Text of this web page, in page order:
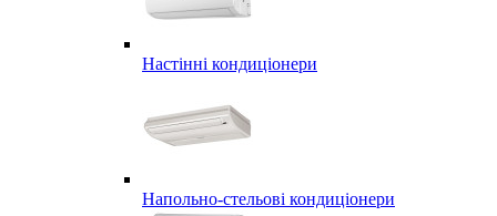
Настінні кондиціонери
Напольно-стельові кондиціонери